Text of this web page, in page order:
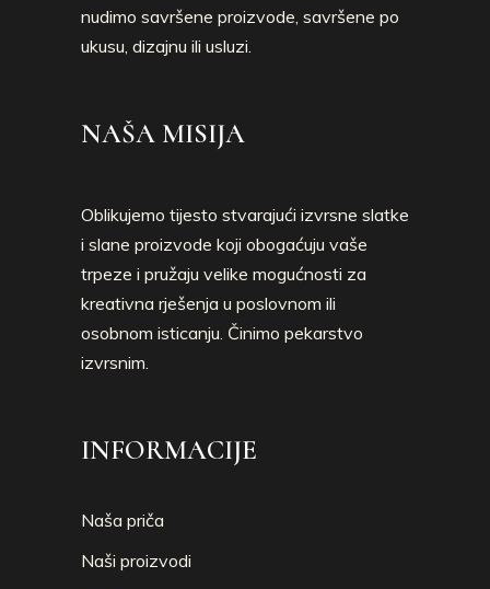
nudimo savršene proizvode, savršene po
ukusu, dizajnu ili usluzi.
NAŠA MISIJA
Oblikujemo tijesto stvarajući izvrsne slatke
i slane proizvode koji obogaćuju vaše
trpeze i pružaju velike mogućnosti za
kreativna rješenja u poslovnom ili
osobnom isticanju. Činimo pekarstvo
izvrsnim.
INFORMACIJE
Naša priča
Naši proizvodi